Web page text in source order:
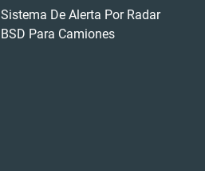
Sistema De Alerta Por Radar
BSD Para Camiones